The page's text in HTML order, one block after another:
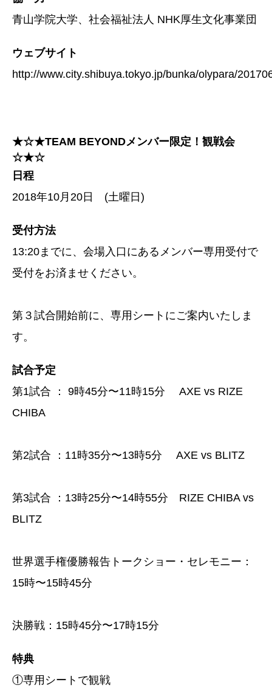
青山学院大学、社会福祉法人 NHK厚生文化事業団
ウェブサイト
http://www.city.shibuya.tokyo.jp/bunka/olypara/
★☆★TEAM BEYONDメンバー限定！観戦会
☆★☆
日程
2018年10月20日 (土曜日)
受付方法
13:20までに、会場入口にあるメンバー専用受付で
受付をお済ませください。
第３試合開始前に、専用シートにご案内いたしま
す。
試合予定
第1試合 ： 9時45分〜11時15分 AXE vs RIZE
CHIBA
第2試合 ：11時35分〜13時5分 AXE vs BLITZ
第3試合 ：13時25分〜14時55分 RIZE CHIBA vs
BLITZ
世界選手権優勝報告トークショー・セレモニー：
15時〜15時45分
決勝戦：15時45分〜17時15分
特典
①専用シートで観戦